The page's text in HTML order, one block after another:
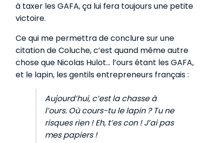
à taxer les GAFA, ça lui fera toujours une petite
victoire.
Ce qui me permettra de conclure sur une
citation de Coluche, c’est quand même autre
chose que Nicolas Hulot… l’ours étant les GAFA,
et le lapin, les gentils entrepreneurs français :
Aujourd’hui, c’est la chasse à
l’ours. Où cours-tu le lapin ? Tu ne
risques rien ! Eh, t’es con ! J’ai pas
mes papiers !